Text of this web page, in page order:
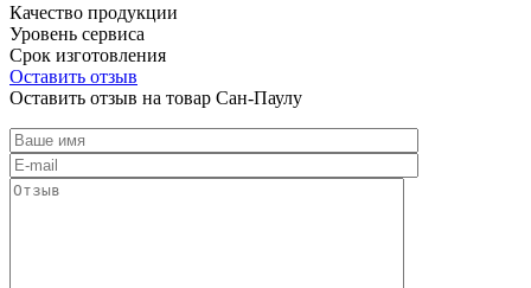
Качество продукции
Уровень сервиса
Срок изготовления
Оставить отзыв
Оставить отзыв на товар Сан-Паулу